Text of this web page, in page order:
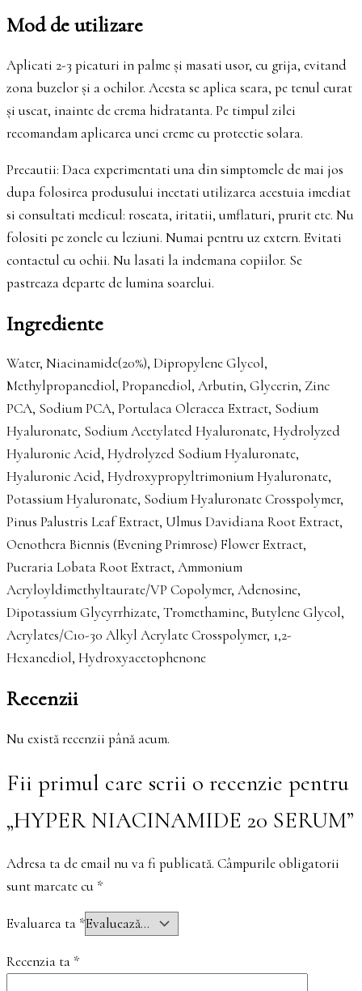
Mod de utilizare
Aplicati 2-3 picaturi in palme și masati usor, cu grija, evitand
zona buzelor și a ochilor. Acesta se aplica seara, pe tenul curat
și uscat, inainte de crema hidratanta. Pe timpul zilei
recomandam aplicarea unei creme cu protectie solara.
Precautii: Daca experimentati una din simptomele de mai jos
dupa folosirea produsului incetati utilizarea acestuia imediat
si consultati medicul: roseata, iritatii, umflaturi, prurit etc. Nu
folositi pe zonele cu leziuni. Numai pentru uz extern. Evitati
contactul cu ochii. Nu lasati la indemana copiilor. Se
pastreaza departe de lumina soarelui.
Ingrediente
Water, Niacinamide(20%), Dipropylene Glycol,
Methylpropanediol, Propanediol, Arbutin, Glycerin, Zinc
PCA, Sodium PCA, Portulaca Oleracea Extract, Sodium
Hyaluronate, Sodium Acetylated Hyaluronate, Hydrolyzed
Hyaluronic Acid, Hydrolyzed Sodium Hyaluronate,
Hyaluronic Acid, Hydroxypropyltrimonium Hyaluronate,
Potassium Hyaluronate, Sodium Hyaluronate Crosspolymer,
Pinus Palustris Leaf Extract, Ulmus Davidiana Root Extract,
Oenothera Biennis (Evening Primrose) Flower Extract,
Pueraria Lobata Root Extract, Ammonium
Acryloyldimethyltaurate/VP Copolymer, Adenosine,
Dipotassium Glycyrrhizate, Tromethamine, Butylene Glycol,
Acrylates/C10-30 Alkyl Acrylate Crosspolymer, 1,2-
Hexanediol, Hydroxyacetophenone
Recenzii
Nu există recenzii până acum.
Fii primul care scrii o recenzie pentru
„HYPER NIACINAMIDE 20 SERUM”
Adresa ta de email nu va fi publicată. Câmpurile obligatorii
sunt marcate cu *
Evaluarea ta *
Recenzia ta *